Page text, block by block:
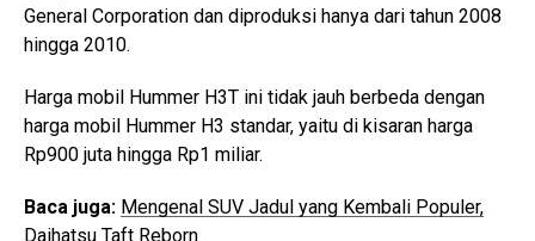
General Corporation dan diproduksi hanya dari tahun 2008
hingga 2010.
Harga mobil Hummer H3T ini tidak jauh berbeda dengan
harga mobil Hummer H3 standar, yaitu di kisaran harga
Rp900 juta hingga Rp1 miliar.
Baca juga: Mengenal SUV Jadul yang Kembali Populer,
Daihatsu Taft Reborn